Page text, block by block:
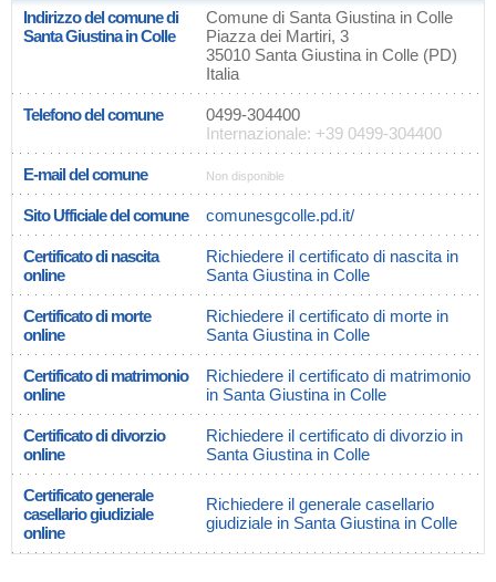
Indirizzo del comune di
Santa Giustina in Colle
Comune di Santa Giustina in Colle
Piazza dei Martiri, 3
35010 Santa Giustina in Colle (PD)
Italia
Telefono del comune
0499-304400
Internazionale: +39 0499-304400
E-mail del comune Non disponible
Sito Ufficiale del comune comunesgcolle.pd.it/
Certificato di nascita
online
Richiedere il certificato di nascita in
Santa Giustina in Colle
Certificato di morte
online
Richiedere il certificato di morte in
Santa Giustina in Colle
Certificato di matrimonio
online
Richiedere il certificato di matrimonio
in Santa Giustina in Colle
Certificato di divorzio
online
Richiedere il certificato di divorzio in
Santa Giustina in Colle
Certificato generale
casellario giudiziale
online
Richiedere il generale casellario
giudiziale in Santa Giustina in Colle